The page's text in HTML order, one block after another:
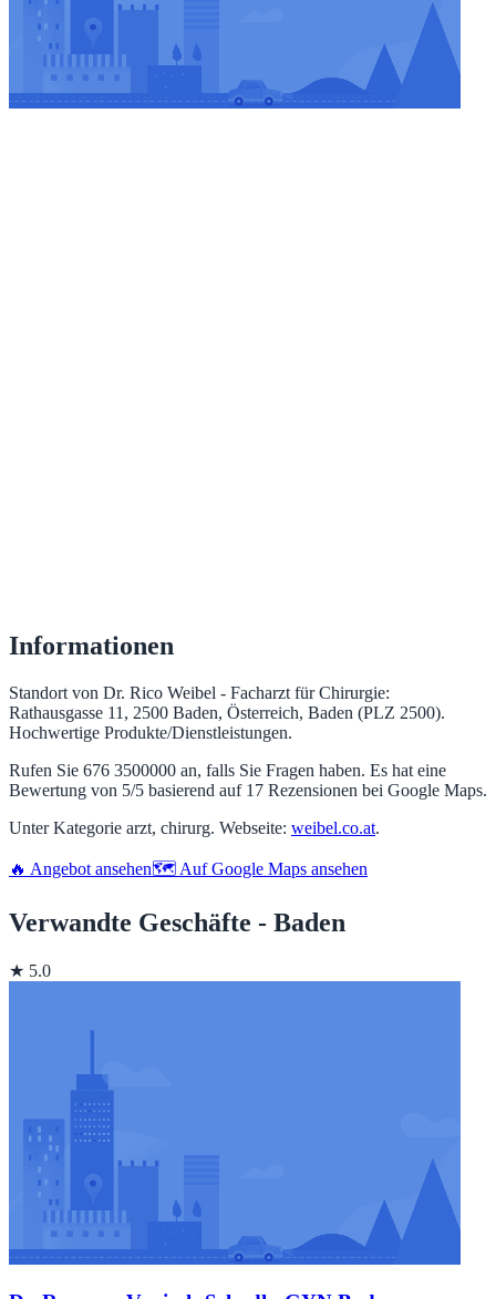
Informationen
Standort von Dr. Rico Weibel - Facharzt für Chirurgie:
Rathausgasse 11, 2500 Baden, Österreich, Baden (PLZ 2500).
Hochwertige Produkte/Dienstleistungen.
Rufen Sie 676 3500000 an, falls Sie Fragen haben. Es hat eine
Bewertung von 5/5 basierend auf 17 Rezensionen bei Google Maps.
Unter Kategorie arzt, chirurg. Webseite: weibel.co.at.
🔥 Angebot ansehen🗺️ Auf Google Maps ansehen
Verwandte Geschäfte - Baden
★ 5.0